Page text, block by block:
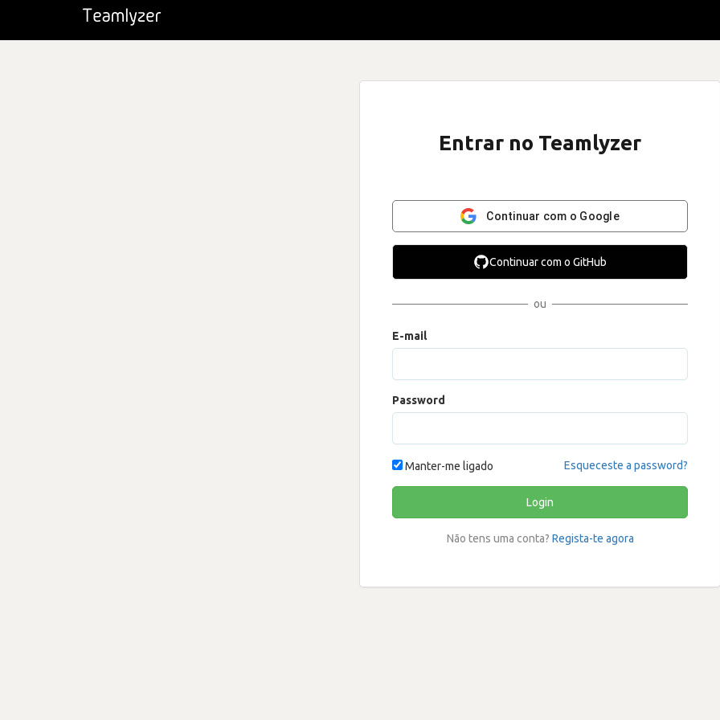
Entrar no Teamlyzer
Continuar com o Google
Continuar com o GitHub
ou
E-mail
Password
Manter-me ligado Esqueceste a password?
Login
Não tens uma conta? Regista-te agora